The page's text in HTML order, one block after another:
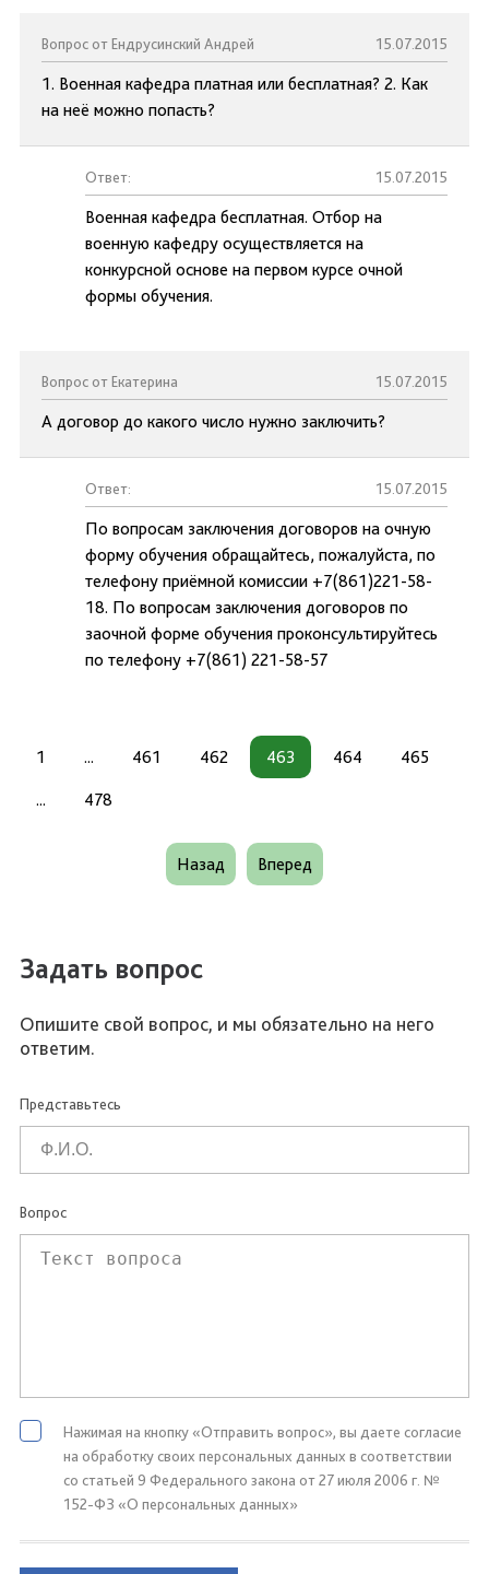
Вопрос от Ендрусинский Андрей 15.07.2015
1. Военная кафедра платная или бесплатная? 2. Как
на неё можно попасть?
Ответ: 15.07.2015
Военная кафедра бесплатная. Отбор на
военную кафедру осуществляется на
конкурсной основе на первом курсе очной
формы обучения.
Вопрос от Екатерина 15.07.2015
А договор до какого число нужно заключить?
Ответ: 15.07.2015
По вопросам заключения договоров на очную
форму обучения обращайтесь, пожалуйста, по
телефону приёмной комиссии +7(861)221-58-
18. По вопросам заключения договоров по
заочной форме обучения проконсультируйтесь
по телефону +7(861) 221-58-57
1 ... 461 462 463 464 465
... 478
Назад Вперед
Задать вопрос
Опишите свой вопрос, и мы обязательно на него
ответим.
Представьтесь
Вопрос
Нажимая на кнопку «Отправить вопрос», вы даете согласие
на обработку своих персональных данных в соответствии
со статьей 9 Федерального закона от 27 июля 2006 г. №
152-ФЗ «О персональных данных»